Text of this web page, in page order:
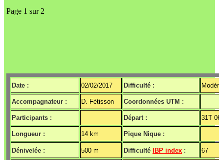
Page 1 sur 2
Date : 02/02/2017 Difficulté :
Accompagnateur : D. Fétisson Coordonnées UTM :
Participants : Départ : 31T
Longueur : 14 km Pique Nique :
Dénivelée : 500 m Difficulté IBP index : 67